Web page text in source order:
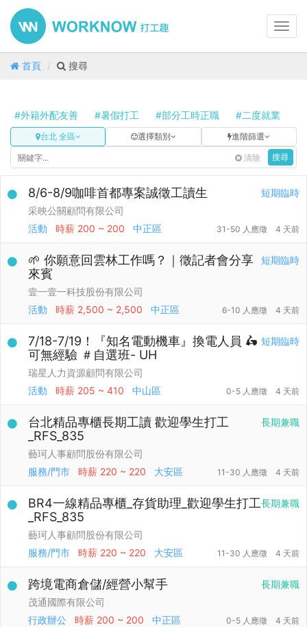
首頁 搜尋
#外籍外配友善 #暑假打工 #部分工時正職 #二度就業
台北 全區 選擇類別 進階篩選
清除 搜尋
短期臨時
8/6-8/9咖啡首都專案誠徵工讀生
采映公關顧問有限公司
活動
時薪 200 ~ 200 中正區 31-50 人應徵 4 天前
短期臨時
🌱 你願意回雲林工作嗎？｜徵記者會分享
來賓
壹一壹一科技股份有限公司
活動
時薪 2,500 ~ 2,500 中正區 6-10 人應徵 4 天前
短期臨時
7/18-7/19！『知名電動機車』換電人員 🛵
可無經驗 ＃自選班- UH
瑞星人力資源顧問有限公司
活動
時薪 205 ~ 410 中山區 0-5 人應徵 4 天前
長期兼職
台北精品專櫃長期工讀 歡迎學生打工
_RFS_835
藝珂人事顧問股份有限公司
服務/門市
時薪 220 ~ 220 大安區 11-30 人應徵 4 天前
長期兼職
BR4一線精品專櫃_存貨助理_歡迎學生打工
_RFS_835
藝珂人事顧問股份有限公司
服務/門市
時薪 220 ~ 220 大安區 11-30 人應徵 4 天前
長期兼職
跨境電商倉儲/經營小幫手
茂通國際有限公司
行政辦公
時薪 200 ~ 200 中正區 0-5 人應徵 4 天前